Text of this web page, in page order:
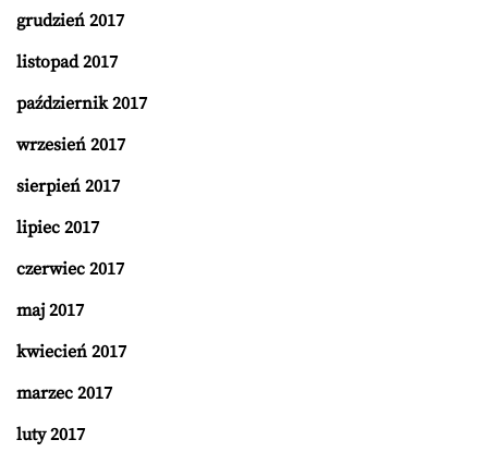
grudzień 2017
listopad 2017
październik 2017
wrzesień 2017
sierpień 2017
lipiec 2017
czerwiec 2017
maj 2017
kwiecień 2017
marzec 2017
luty 2017